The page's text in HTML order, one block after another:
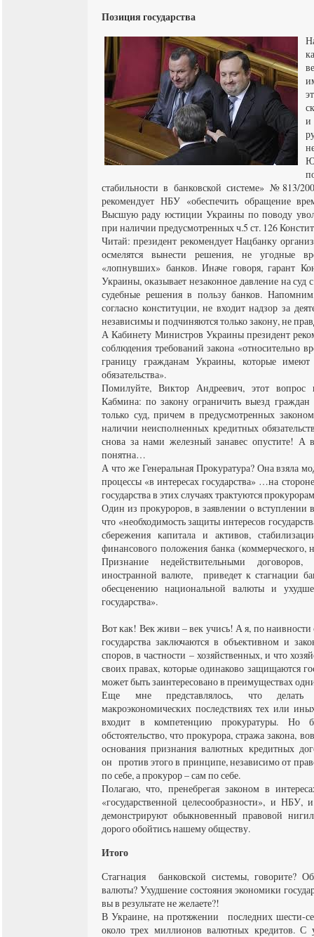
Позиция государства
стабильности в банковской системе» №813/
рекомендует НБУ «обеспечить обращение
Высшую раду юстиции Украины по поводу
при наличии предусмотренных ч.5 ст. 126
Читай: президент рекомендует Нацбанку
осмелятся вынести решения, не угодные
«лопнувших» банков. Иначе говоря, гарант
Украины, оказывает незаконное давление на суд
судебные решения в пользу банков.
согласно конституции, не входит надзор за
независимы и подчиняются только закону, не
А Кабинету Министров Украины президент
соблюдения требований закона «относительно
границу гражданам Украины, которые имеют
обязательства».
Помилуйте, Виктор Андреевич, этот
Кабмина: по закону ограничить выезд
только суд, причем в предусмотренных
наличии неисполненных кредитных
снова за нами железный занавес опустите! А
понятна…
А что же Генеральная Прокуратура? Она взяла
процессы «в интересах государства» …на
государства в этих случаях трактуются
Один из прокуроров, в заявлении о вступлении в
что «необходимость защиты интересов
сбережения капитала и активов,
финансового положения банка (коммерческого,
Признание недействительными
иностранной валюте, приведет к стагнации
обесценению национальной валюты и
государства».
Вот как! Век живи – век учись! А я, по наивности
государства заключаются в объективном и
споров, в частности – хозяйственных, и что
своих правах, которые одинаково защищаются
может быть заинтересовано в преимуществах
Еще мне представлялось, что
макроэкономических последствиях тех или
входит в компетенцию прокуратуры. Но
обстоятельство, что прокурора, стража закона,
основания признания валютных кредитных
он против этого в принципе, независимо от
по себе, а прокурор – сам по себе.
Полагаю, что, пренебрегая законом в
«государственной целесообразности», и НБУ,
демонстрируют обыкновенный правовой
дорого обойтись нашему обществу.
Итого
Стагнация банковской системы, говорите?
валюты? Ухудшение состояния экономики
вы в результате не желаете?!
В Украине, на протяжении последних шести-
около трех миллионов валютных кредитов.